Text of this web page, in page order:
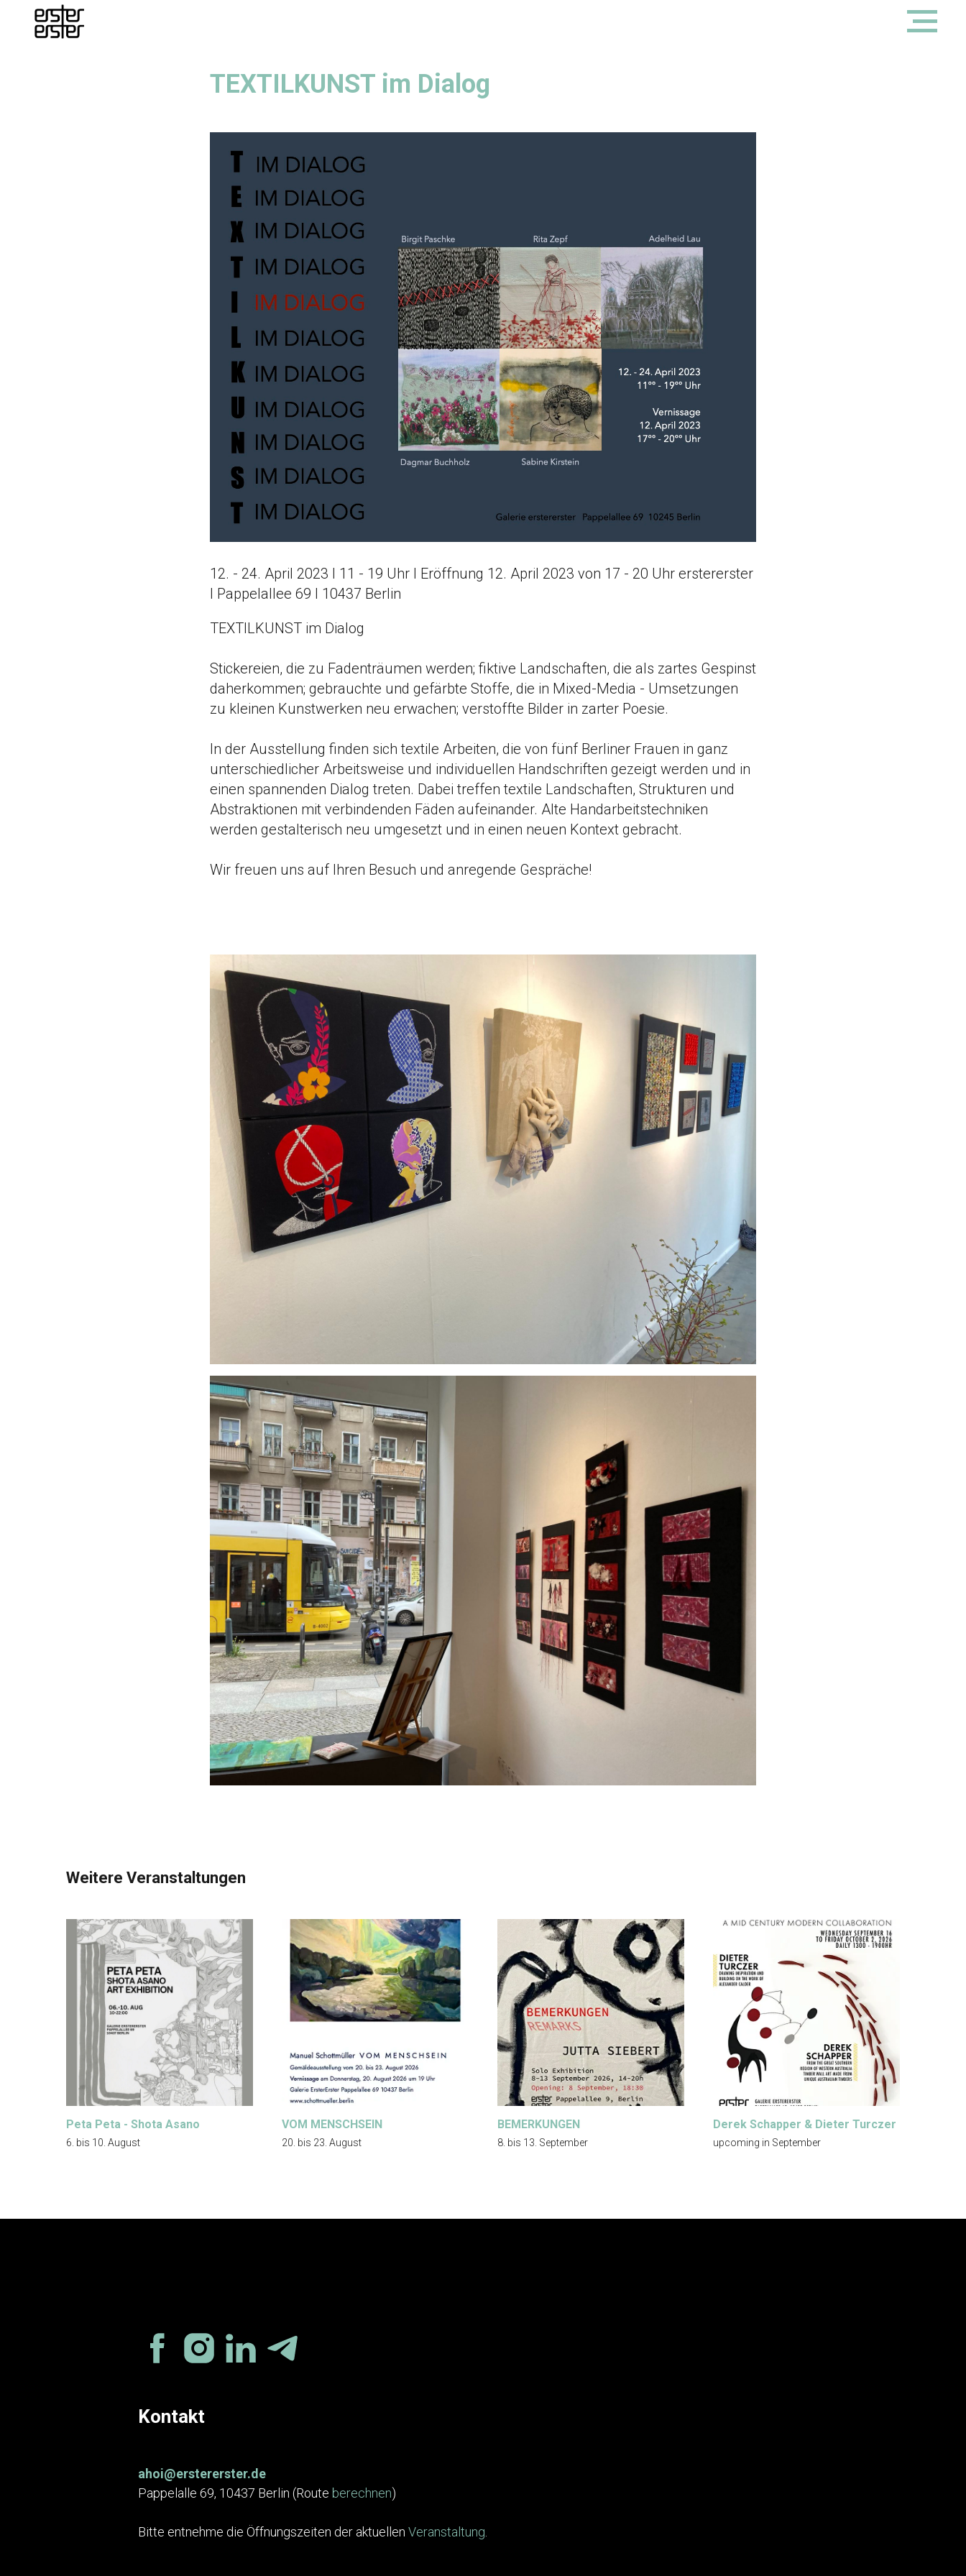
TEXTILKUNST im Dialog
12. - 24. April 2023 I 11 - 19 Uhr I Eröffnung 12. April 2023 von 17 - 20 Uhr erstererster
I Pappelallee 69 I 10437 Berlin
TEXTILKUNST im Dialog
Stickereien, die zu Fadenträumen werden; fiktive Landschaften, die als zartes Gespinst
daherkommen; gebrauchte und gefärbte Stoffe, die in Mixed-Media - Umsetzungen
zu kleinen Kunstwerken neu erwachen; verstoffte Bilder in zarter Poesie.
In der Ausstellung finden sich textile Arbeiten, die von fünf Berliner Frauen in ganz
unterschiedlicher Arbeitsweise und individuellen Handschriften gezeigt werden und in
einen spannenden Dialog treten. Dabei treffen textile Landschaften, Strukturen und
Abstraktionen mit verbindenden Fäden aufeinander. Alte Handarbeitstechniken
werden gestalterisch neu umgesetzt und in einen neuen Kontext gebracht.
Wir freuen uns auf Ihren Besuch und anregende Gespräche!
Weitere Veranstaltungen
Peta Peta - Shota Asano
6. bis 10. August
VOM MENSCHSEIN
20. bis 23. August
BEMERKUNGEN
8. bis 13. September
Derek Schapper & Dieter Turczer
upcoming in September
Kontakt
ahoi@erstererster.de
Pappelalle 69, 10437 Berlin (Route berechnen)
Bitte entnehme die Öffnungszeiten der aktuellen Veranstaltung.